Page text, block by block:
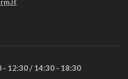
- 12:30 / 14:30 - 18:30